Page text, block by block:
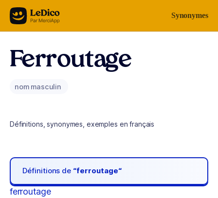
Aller au contenu Synonymes
Ferroutage
nom masculin
Définitions, synonymes, exemples en français
Définitions de “ferroutage“
ferroutage